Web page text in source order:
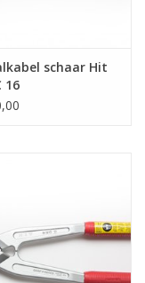
schaar Hit
16